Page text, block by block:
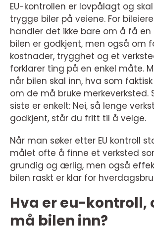
EU-kontrollen er lovpålagt og
trygge biler på veiene. For
handler det ikke bare om å få
bilen er godkjent, men også om
kostnader, trygghet og et
forklarer ting på en enkel måte.
når bilen skal inn, hva som faktisk
om de må bruke merkeverksted.
siste er enkelt: Nei, så lenge
godkjent, står du fritt til å velge.
Når man søker etter EU kontroll
målet ofte å finne et verksted
grundig og ærlig, men også
bilen raskt er klar for
Hva er eu-kontroll,
må bilen inn?